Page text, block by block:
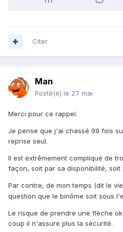
Citer
Man
Posté(e) le 27 mai
Merci pour ce rappel.
Je pense que j'ai chassé 99 fois
reprise seul.
Il est extrêmement compliqué de
façon, soit par sa disponibilité, soit
Par contre, de mon temps (dit le
question que le binôme soit sous
Le risque de prendre une flèche
coup il n'assure plus la sécurité.